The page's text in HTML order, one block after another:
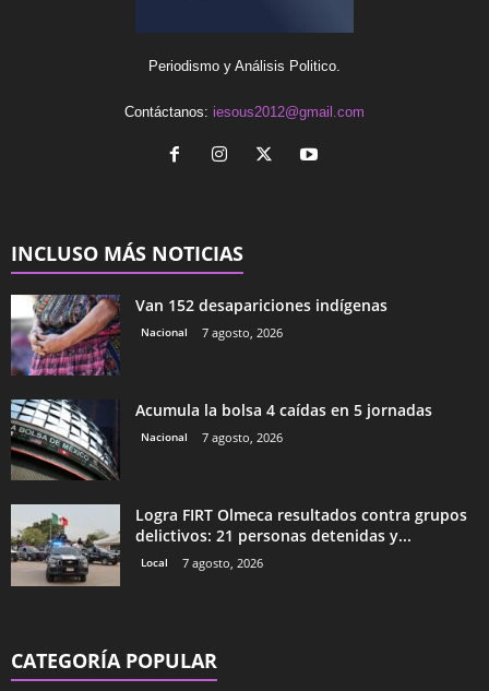
Periodismo y Análisis Politico.
Contáctanos: iesous2012@gmail.com
INCLUSO MÁS NOTICIAS
Van 152 desapariciones indígenas
Nacional 7 agosto, 2026
Acumula la bolsa 4 caídas en 5 jornadas
Nacional 7 agosto, 2026
Logra FIRT Olmeca resultados contra grupos
delictivos: 21 personas detenidas y...
Local 7 agosto, 2026
CATEGORÍA POPULAR